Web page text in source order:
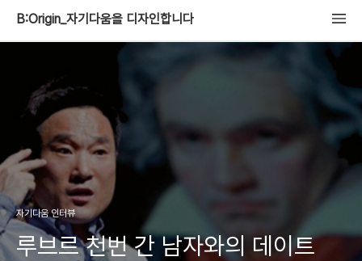
B:Origin_자기다움을 디자인합니다
자기다움 인터뷰
루브르 천번 간 남자와의 데이트